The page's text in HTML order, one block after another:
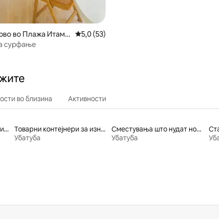
во Плажа Итама
Просечна оцена: 5,0 од 5, 53 рецензии
5,0 (53)
сурфање
во близина Активности
Места за изнајмување близу ски-патека
Товарни контејнери за изнајмување
Убатуба
Сместувања што нудат ноќевање со појадок
Убатуба